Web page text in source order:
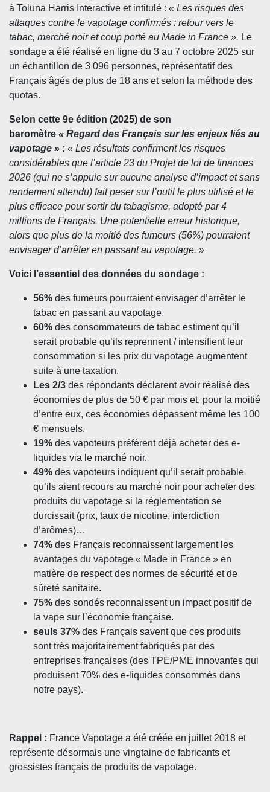
à Toluna Harris Interactive et intitulé : « Les risques des
attaques contre le vapotage confirmés : retour vers le
tabac, marché noir et coup porté au Made in France ». Le
sondage a été réalisé en ligne du 3 au 7 octobre 2025 sur
un échantillon de 3 096 personnes, représentatif des
Français âgés de plus de 18 ans et selon la méthode des
quotas.
Selon cette 9e édition (2025) de son
baromètre « Regard des Français sur les enjeux liés au
vapotage » : « Les résultats confirment les risques
considérables que l’article 23 du Projet de loi de finances
2026 (qui ne s’appuie sur aucune analyse d’impact et sans
rendement attendu) fait peser sur l’outil le plus utilisé et le
plus efficace pour sortir du tabagisme, adopté par 4
millions de Français. Une potentielle erreur historique,
alors que plus de la moitié des fumeurs (56%) pourraient
envisager d’arrêter en passant au vapotage. »
Voici l’essentiel des données du sondage :
56% des fumeurs pourraient envisager d’arrêter le
tabac en passant au vapotage.
60% des consommateurs de tabac estiment qu’il
serait probable qu’ils reprennent / intensifient leur
consommation si les prix du vapotage augmentent
suite à une taxation.
Les 2/3 des répondants déclarent avoir réalisé des
économies de plus de 50 € par mois et, pour la moitié
d’entre eux, ces économies dépassent même les 100
€ mensuels.
19% des vapoteurs préfèrent déjà acheter des e-
liquides via le marché noir.
49% des vapoteurs indiquent qu’il serait probable
qu’ils aient recours au marché noir pour acheter des
produits du vapotage si la réglementation se
durcissait (prix, taux de nicotine, interdiction
d’arômes)…
74% des Français reconnaissent largement les
avantages du vapotage « Made in France » en
matière de respect des normes de sécurité et de
sûreté sanitaire.
75% des sondés reconnaissent un impact positif de
la vape sur l’économie française.
seuls 37% des Français savent que ces produits
sont très majoritairement fabriqués par des
entreprises françaises (des TPE/PME innovantes qui
produisent 70% des e-liquides consommés dans
notre pays).
Rappel : France Vapotage a été créée en juillet 2018 et
représente désormais une vingtaine de fabricants et
grossistes français de produits de vapotage.